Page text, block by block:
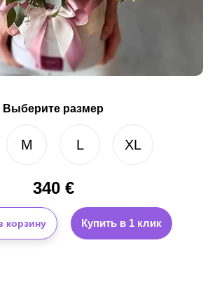
Выберите размер
M L XL
340€
корзину Купить в 1 клик